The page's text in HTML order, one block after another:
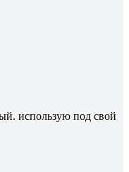
использую под свой